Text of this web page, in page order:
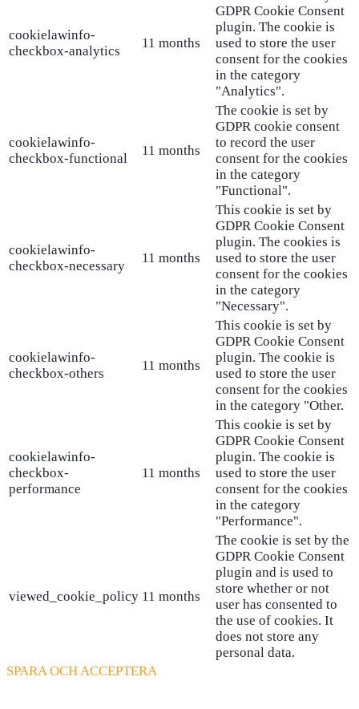
cookielawinfo-
checkbox-analytics
11 months
GDPR Cookie Consent
plugin. The cookie is
used to store the user
consent for the cookies
in the category
"Analytics".
cookielawinfo-
checkbox-functional
11 months
The cookie is set by
GDPR cookie consent
to record the user
consent for the cookies
in the category
"Functional".
cookielawinfo-
checkbox-necessary
11 months
This cookie is set by
GDPR Cookie Consent
plugin. The cookies is
used to store the user
consent for the cookies
in the category
"Necessary".
cookielawinfo-
checkbox-others
11 months
This cookie is set by
GDPR Cookie Consent
plugin. The cookie is
used to store the user
consent for the cookies
in the category "Other.
cookielawinfo-
checkbox-
performance
11 months
This cookie is set by
GDPR Cookie Consent
plugin. The cookie is
used to store the user
consent for the cookies
in the category
"Performance".
viewed_cookie_policy 11 months
The cookie is set by the
GDPR Cookie Consent
plugin and is used to
store whether or not
user has consented to
the use of cookies. It
does not store any
personal data.
SPARA OCH ACCEPTERA